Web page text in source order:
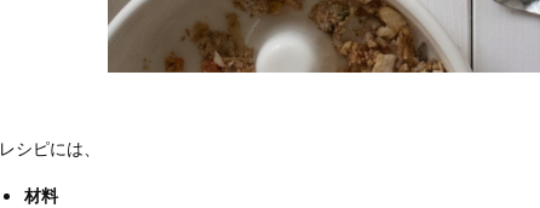
レシピには、
材料